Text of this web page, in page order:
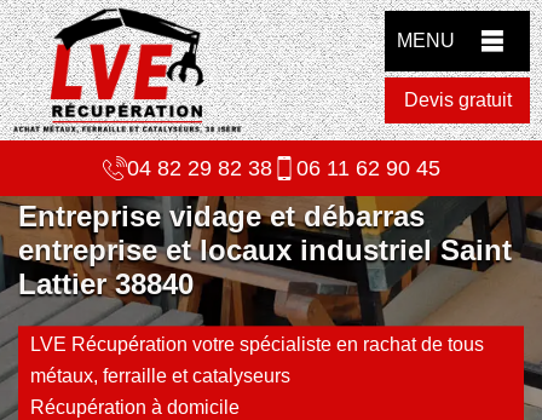
MENU
Devis gratuit
04 82 29 82 38 06 11 62 90 45
Entreprise vidage et débarras
entreprise et locaux industriel Saint
Lattier 38840
LVE Récupération votre spécialiste en rachat de tous
métaux, ferraille et catalyseurs
Récupération à domicile